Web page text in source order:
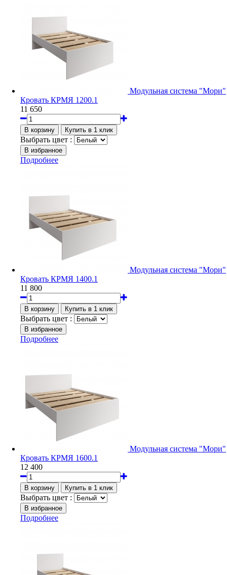
Модульная система "Мори"
Кровать КРМЯ 1200.1
11 650
Выбрать цвет :
Подробнее
Модульная система "Мори"
Кровать КРМЯ 1400.1
11 800
Выбрать цвет :
Подробнее
Модульная система "Мори"
Кровать КРМЯ 1600.1
12 400
Выбрать цвет :
Подробнее